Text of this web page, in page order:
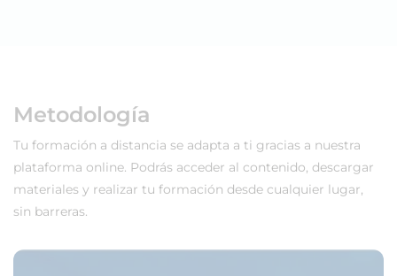
Metodología
Tu formación a distancia se adapta a ti gracias a nuestra
plataforma online. Podrás acceder al contenido, descargar
materiales y realizar tu formación desde cualquier lugar,
sin barreras.